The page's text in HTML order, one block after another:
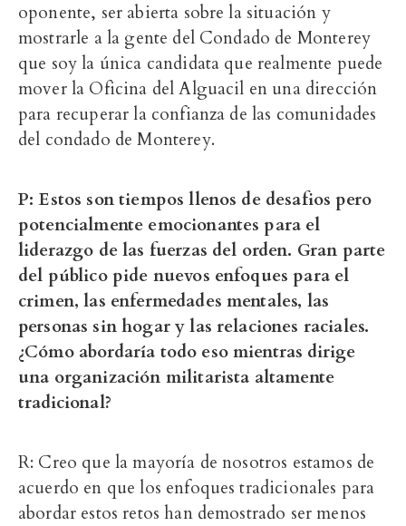
oponente, ser abierta sobre la situación y
mostrarle a la gente del Condado de Monterey
que soy la única candidata que realmente puede
mover la Oficina del Alguacil en una dirección
para recuperar la confianza de las comunidades
del condado de Monterey.
P: Estos son tiempos llenos de desafios pero
potencialmente emocionantes para el
liderazgo de las fuerzas del orden. Gran parte
del público pide nuevos enfoques para el
crimen, las enfermedades mentales, las
personas sin hogar y las relaciones raciales.
¿Cómo abordaría todo eso mientras dirige
una organización militarista altamente
tradicional?
R: Creo que la mayoría de nosotros estamos de
acuerdo en que los enfoques tradicionales para
abordar estos retos han demostrado ser menos